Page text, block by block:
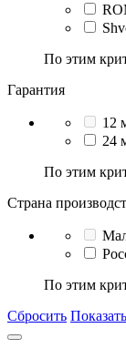
По этим
Гарантия
12
24
По этим
Страна
По этим
Сбросить